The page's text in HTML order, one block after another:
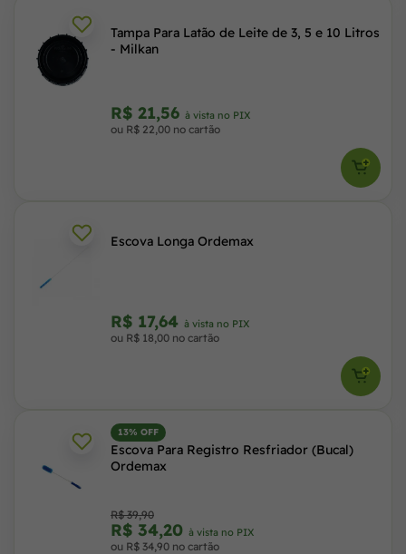
Tampa Para Latão de Leite de 3, 5 e 10 Litros
- Milkan
R$ 21,56 à vista no PIX
ou R$ 22,00 no cartão
Escova Longa Ordemax
R$ 17,64 à vista no PIX
ou R$ 18,00 no cartão
13% OFF
Escova Para Registro Resfriador (Bucal)
Ordemax
R$ 39,90
R$ 34,20 à vista no PIX
ou R$ 34,90 no cartão